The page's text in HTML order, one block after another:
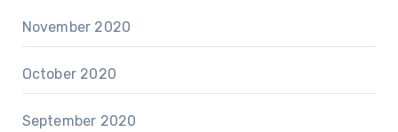
November 2020
October 2020
September 2020